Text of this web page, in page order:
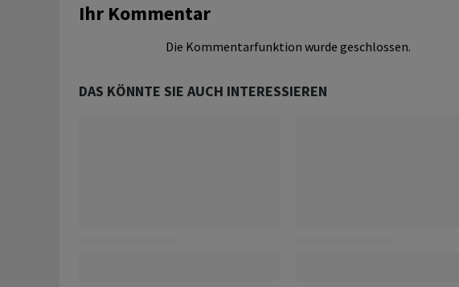
Ihr Kommentar
Die Kommentarfunktion wurde geschlossen.
DAS KÖNNTE SIE AUCH INTERESSIEREN